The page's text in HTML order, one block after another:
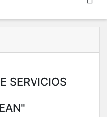
SERVICIOS